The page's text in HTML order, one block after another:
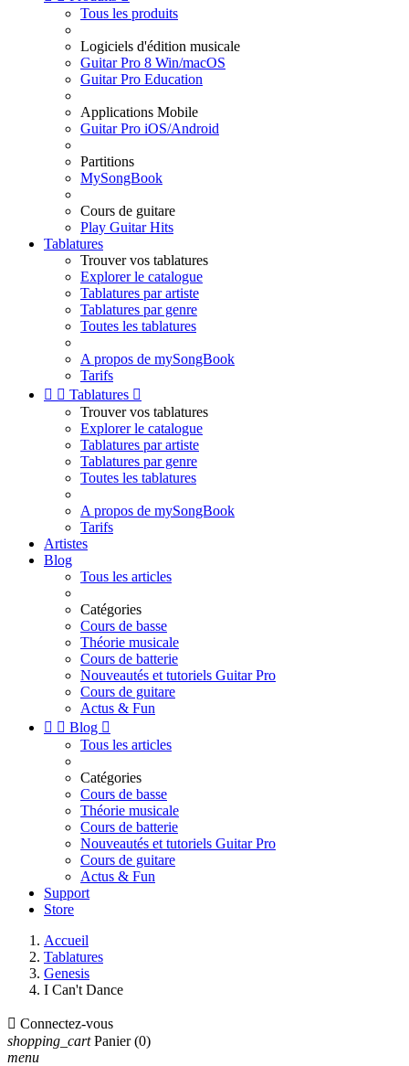
Tous les produits
Logiciels d'édition musicale
Guitar Pro 8 Win/macOS
Guitar Pro Education
Applications Mobile
Guitar Pro iOS/Android
Partitions
MySongBook
Cours de guitare
Play Guitar Hits
Tablatures
Trouver vos tablatures
Explorer le catalogue
Tablatures par artiste
Tablatures par genre
Toutes les tablatures
A propos de mySongBook
Tarifs
  Tablatures 
Trouver vos tablatures
Explorer le catalogue
Tablatures par artiste
Tablatures par genre
Toutes les tablatures
A propos de mySongBook
Tarifs
Artistes
Blog
Tous les articles
Catégories
Cours de basse
Théorie musicale
Cours de batterie
Nouveautés et tutoriels Guitar Pro
Cours de guitare
Actus & Fun
  Blog 
Tous les articles
Catégories
Cours de basse
Théorie musicale
Cours de batterie
Nouveautés et tutoriels Guitar Pro
Cours de guitare
Actus & Fun
Support
Store
Accueil
Tablatures
Genesis
I Can't Dance
 Connectez-vous
shopping_cart Panier (0)
menu